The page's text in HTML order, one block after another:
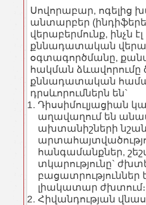
Սովորաբար, ոգելից
անտարբեր
վերաբերմունք, ինչն
քննադատական
օգտագործմանը,
հակման ձևավորումը
քննադատական
դրսևորումներն են`
Դիսսիմուլյացիան
աղավաղում են
ախտանիշների
հանգամանքներ,
տկարությունը`
բացատրություններ
լիակատար ժխտում։
Հիվանդության